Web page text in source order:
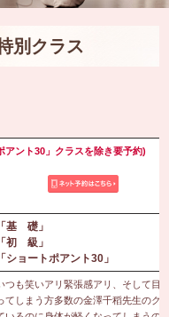
別クラス
アント30」クラスを除き要予約)
「基 礎」
「初 級」
「ショートポアント30」
つも笑いアリ緊張感アリ、そして目
てしまう方多数の金澤千稻先生のク